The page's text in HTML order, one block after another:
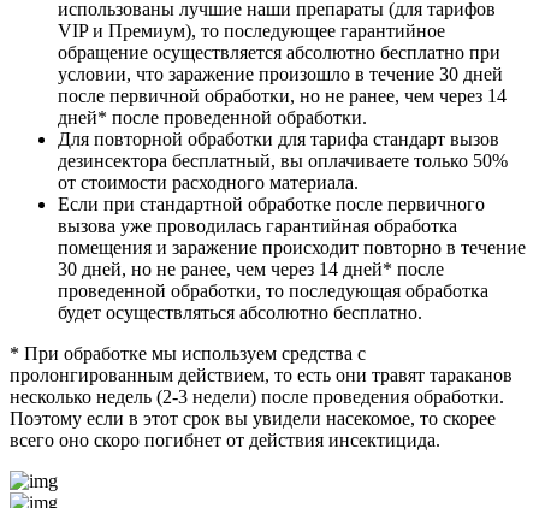
использованы лучшие наши препараты (для тарифов
VIP и Премиум), то последующее гарантийное
обращение осуществляется абсолютно бесплатно при
условии, что заражение произошло в течение 30 дней
после первичной обработки, но не ранее, чем через 14
дней* после проведенной обработки.
Для повторной обработки для тарифа стандарт вызов
дезинсектора бесплатный, вы оплачиваете только 50%
от стоимости расходного материала.
Если при стандартной обработке после первичного
вызова уже проводилась гарантийная обработка
помещения и заражение происходит повторно в течение
30 дней, но не ранее, чем через 14 дней* после
проведенной обработки, то последующая обработка
будет осуществляться абсолютно бесплатно.
* При обработке мы используем средства с
пролонгированным действием, то есть они травят тараканов
несколько недель (2-3 недели) после проведения обработки.
Поэтому если в этот срок вы увидели насекомое, то скорее
всего оно скоро погибнет от действия инсектицида.